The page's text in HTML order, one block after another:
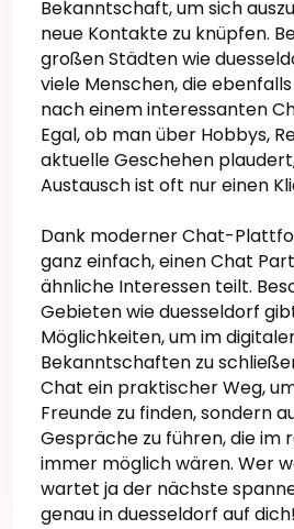
Bekanntschaft, um sich
neue Kontakte zu knüpfen.
großen Städten wie
viele Menschen, die
nach einem interessanten
Egal, ob man über Hobbys,
aktuelle Geschehen
Austausch ist oft nur einen
Dank moderner Chat-
ganz einfach, einen Chat
ähnliche Interessen teilt.
Gebieten wie duesseldorf
Möglichkeiten, um im
Bekanntschaften zu
Chat ein praktischer Weg,
Freunde zu finden, sondern
Gespräche zu führen, die im
immer möglich wären. Wer
wartet ja der nächste
genau in duesseldorf auf dich!